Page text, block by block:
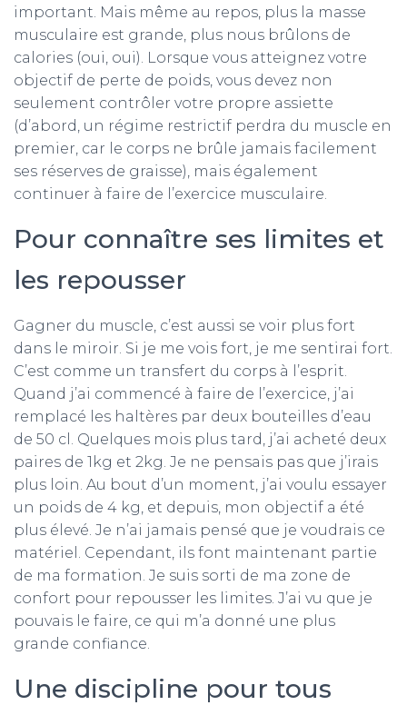
important. Mais même au repos, plus la masse
musculaire est grande, plus nous brûlons de
calories (oui, oui). Lorsque vous atteignez votre
objectif de perte de poids, vous devez non
seulement contrôler votre propre assiette
(d’abord, un régime restrictif perdra du muscle en
premier, car le corps ne brûle jamais facilement
ses réserves de graisse), mais également
continuer à faire de l’exercice musculaire.
Pour connaître ses limites et
les repousser
Gagner du muscle, c’est aussi se voir plus fort
dans le miroir. Si je me vois fort, je me sentirai fort.
C’est comme un transfert du corps à l’esprit.
Quand j’ai commencé à faire de l’exercice, j’ai
remplacé les haltères par deux bouteilles d’eau
de 50 cl. Quelques mois plus tard, j’ai acheté deux
paires de 1kg et 2kg. Je ne pensais pas que j’irais
plus loin. Au bout d’un moment, j’ai voulu essayer
un poids de 4 kg, et depuis, mon objectif a été
plus élevé. Je n’ai jamais pensé que je voudrais ce
matériel. Cependant, ils font maintenant partie
de ma formation. Je suis sorti de ma zone de
confort pour repousser les limites. J’ai vu que je
pouvais le faire, ce qui m’a donné une plus
grande confiance.
Une discipline pour tous